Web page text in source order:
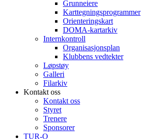
Grunneiere
Karttegningsprogrammer
Orienteringskart
DOMA-kartarkiv
Internkontroll
Organisasjonsplan
Klubbens vedtekter
Løpstøy
Galleri
Filarkiv
Kontakt oss
Kontakt oss
Styret
Trenere
Sponsorer
TUR-O